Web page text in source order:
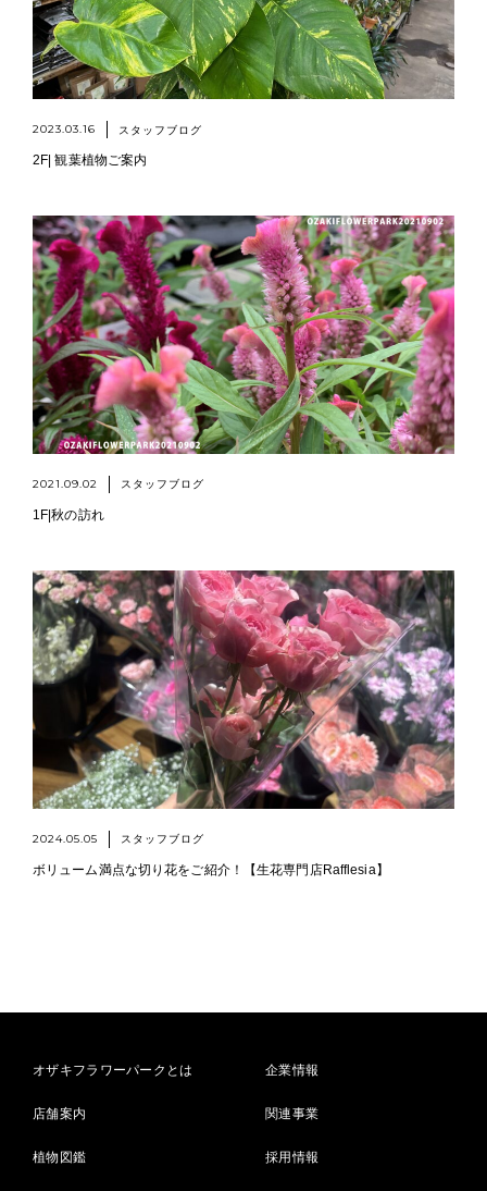
2023.03.16 スタッフブログ
2F| 観葉植物ご案内
2021.09.02 スタッフブログ
1F|秋の訪れ
2024.05.05 スタッフブログ
ボリューム満点な切り花をご紹介！【生花専門店Rafflesia】
オザキフラワーパークとは
店舗案内
植物図鑑
企業情報
関連事業
採用情報